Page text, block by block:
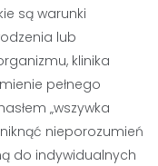
są warunki
lub
klinika
pełnego
„wszywka
nieporozumień
do indywidualnych